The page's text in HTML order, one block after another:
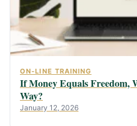
ON-LINE TRAINING
If Money Equals Freedom,
Way?
January 12, 2026